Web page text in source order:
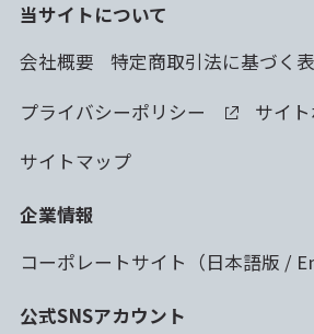
当サイトについて
会社概要
特定商取引法に基づく
プライバシーポリシー
サイ
サイトマップ
企業情報
コーポレートサイト（日本語版 /
公式SNSアカウント